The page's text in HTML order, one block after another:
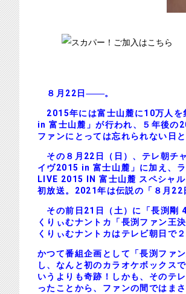
８月22日 。
2015年には富士山麓に10万人を
in 富士山麓」が行われ、５年後の
ファンにとっては忘れられない日と
その８月22日（日）、テレ朝チ
イヴ2015 in 富士山麓」に加え、
LIVE 2015 IN 富士山麓 スペシャ
初放送。2021年は伝説の「８月22
その前日21日（土）に「長渕剛
くりぃむナントカ「長渕ファン王
くりぃむナントカはテレビ朝日で
かつて番組企画として「長渕ファ
し、なんと初のカラオケボックス
いうよりも奇跡！しかも、そのテ
ったことから、ファンの間ではま